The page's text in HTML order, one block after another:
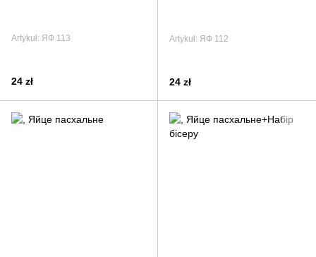
Artykuł: ЯФ 113
24 zł
Artykuł: ЯФ 112
24 zł